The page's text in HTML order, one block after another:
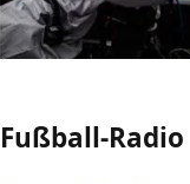
Fußball-Radio